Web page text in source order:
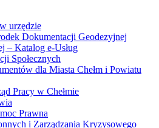
urzędzie
Dokumentacji Geodezyjnej
– Katalog e-Usług
Społecznych
dla Miasta Chełm i Powiatu
Pracy w Chełmie
Prawna
i Zarządzania Kryzysowego